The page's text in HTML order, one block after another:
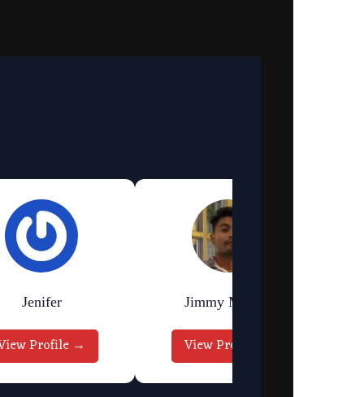
Jenifer
Profile →
Jimmy Murmu
View Profile →